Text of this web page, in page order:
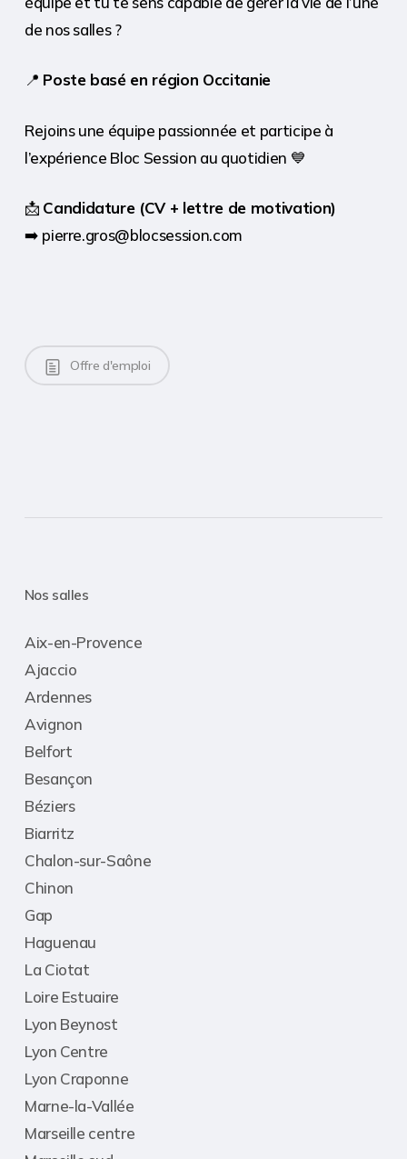
de nos salles ?
📍 Poste basé en région Occitanie
Rejoins une équipe passionnée et participe à
l’expérience Bloc Session au quotidien 💙
📩 Candidature (CV + lettre de motivation)
➡️ pierre.gros@blocsession.com
Offre d'emploi
Nos salles
Aix-en-Provence
Ajaccio
Ardennes
Avignon
Belfort
Besançon
Béziers
Biarritz
Chalon-sur-Saône
Chinon
Gap
Haguenau
La Ciotat
Loire Estuaire
Lyon Beynost
Lyon Centre
Lyon Craponne
Marne-la-Vallée
Marseille centre